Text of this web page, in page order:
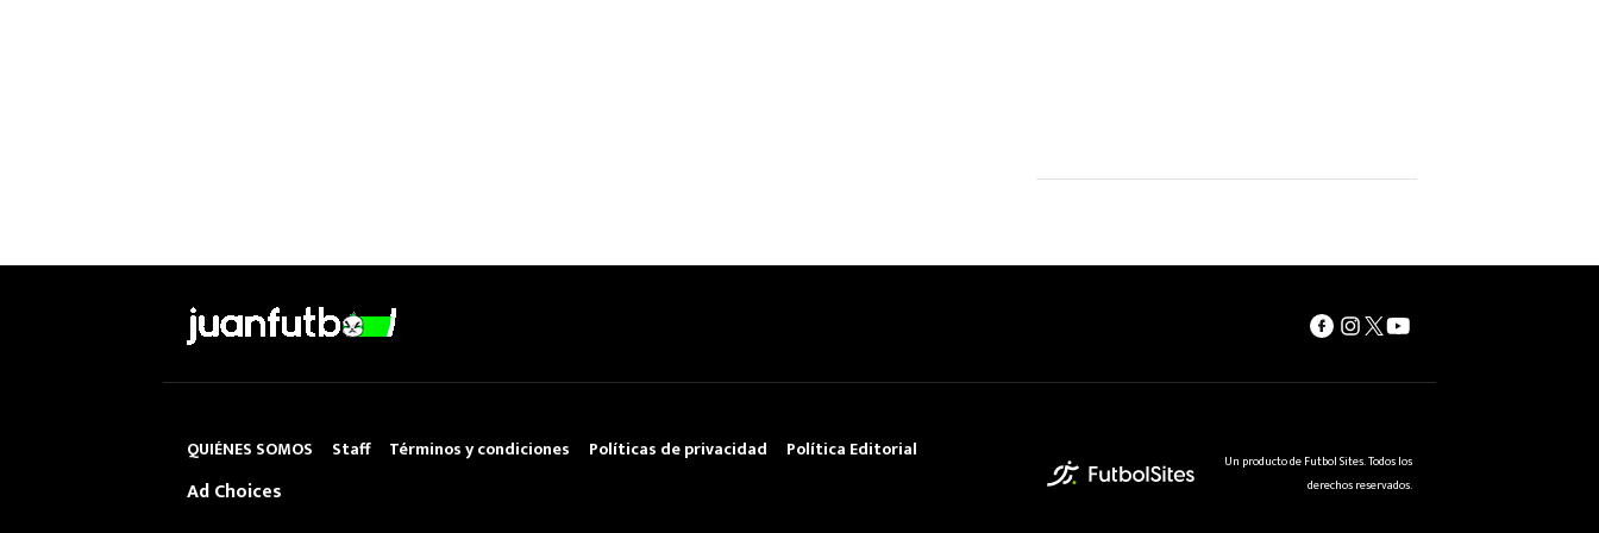
QUIÉNES SOMOS Staff Términos y condiciones Políticas de privacidad Política Editorial
Ad Choices
Un producto de Futbol Sites. Todos los
derechos reservados.